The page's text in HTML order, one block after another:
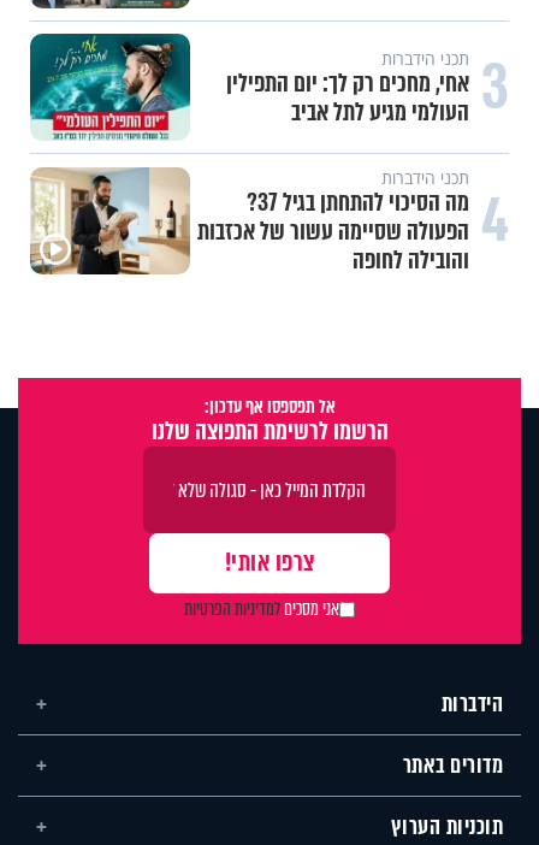
3 תכני הידברות
אחי, מחכים רק לך: יום התפילין
העולמי מגיע לתל אביב
4 תכני הידברות
מה הסיכוי להתחתן בגיל 37?
הפעולה שסיימה עשור של אכזבות
והובילה לחופה
אל תפספסו אף עדכון:
הרשמו לרשימת התפוצה שלנו
אני מסכיםלמדיניות הפרטיות
הידברות
מדורים באתר
תוכניות הערוץ